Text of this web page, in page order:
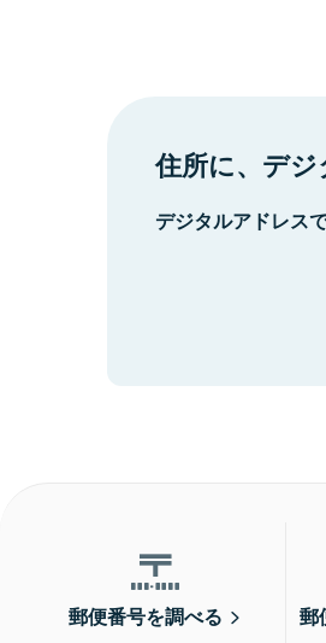
住所に、デジ
デジタルアドレス
郵便番号を調べる
郵